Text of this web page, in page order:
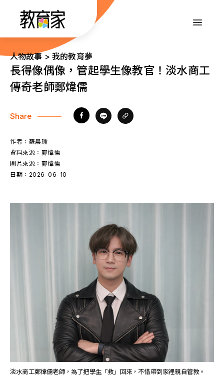
內
::: 人物故事 > 我的教育夢
長得像偶像，管起學生像教官！淡水商工
傳奇老師鄭煒儒
Share
作者： 蘇晨瑜
資料來源： 鄭煒儒
圖片來源： 鄭煒儒
日期： 2026-06-10
淡水商工鄭煒儒老師，為了把學生「救」回來，不惜帶到家裡親自管教。